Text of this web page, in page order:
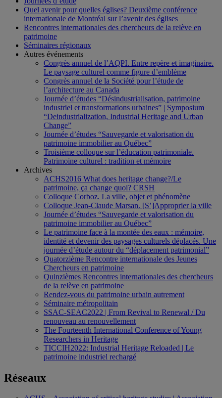
Quel avenir pour quelles églises? Deuxième conférence
internationale de Montréal sur l’avenir des églises
Rencontres internationales des chercheurs de la relève en
patrimoine
Séminaires régionaux
Autres événements
Congrès annuel de l’AQPI. Entre repère et imaginaire.
Le paysage culturel comme figure d’emblème
Congrès annuel de la Société pour l’étude de
l’architecture au Canada
Journée d’études “Désindustrialisation, patrimoine
industriel et transformations urbaines” | Symposium
“Deindustrialization, Industrial Heritage and Urban
Change”
Journée d’études “Sauvegarde et valorisation du
patrimoine immobilier au Québec”
Troisième colloque sur l’éducation patrimoniale.
Patrimoine culturel : tradition et mémoire
Archives
ACHS2016 What does heritage change?/Le
patrimoine, ça change quoi? CRSH
Colloque Corboz. La ville, objet et phénomène
Colloque Jean-Claude Marsan. [S’]Approprier la ville
Journée d’études “Sauvegarde et valorisation du
patrimoine immobilier au Québec”
Le patrimoine face à la montée des eaux : mémoire,
identité et devenir des paysages culturels déplacés. Une
journée d’étude autour du “déplacement patrimonial”
Quatorzième Rencontre internationale des Jeunes
Chercheurs en patrimoine
Quinzièmes Rencontres internationales des chercheurs
de la relève en patrimoine
Rendez-vous du patrimoine urbain autrement
Séminaire métropolitain
SSAC-SEAC2022 | From Revival to Renewal / Du
renouveau au renouvellement
The Fourteenth International Conference of Young
Researchers in Heritage
TICCIH2022: Industrial Heritage Reloaded | Le
patrimoine industriel rechargé
Réseaux